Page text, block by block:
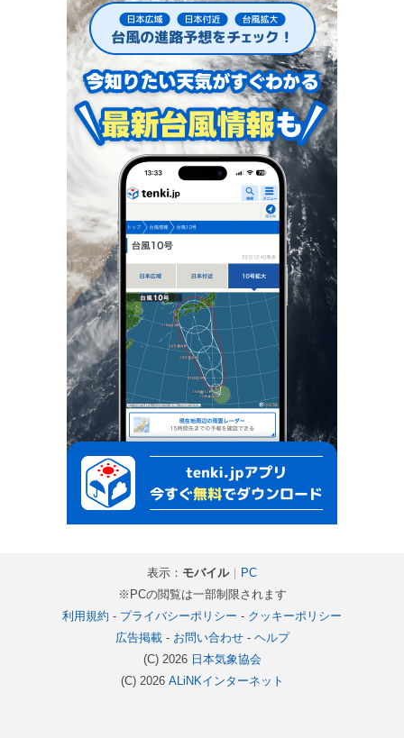
表示： モバイル｜ PC
※PCの閲覧は一部制限されます
利用規約 - プライバシーポリシー - クッキーポリシー
広告掲載- お問い合わせ- ヘルプ
(C) 2026 日本気象協会
(C) 2026 ALiNKインターネット